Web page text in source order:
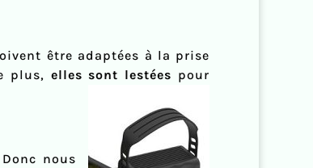
être adaptées à la prise
plus, elles sont lestées pour
nous